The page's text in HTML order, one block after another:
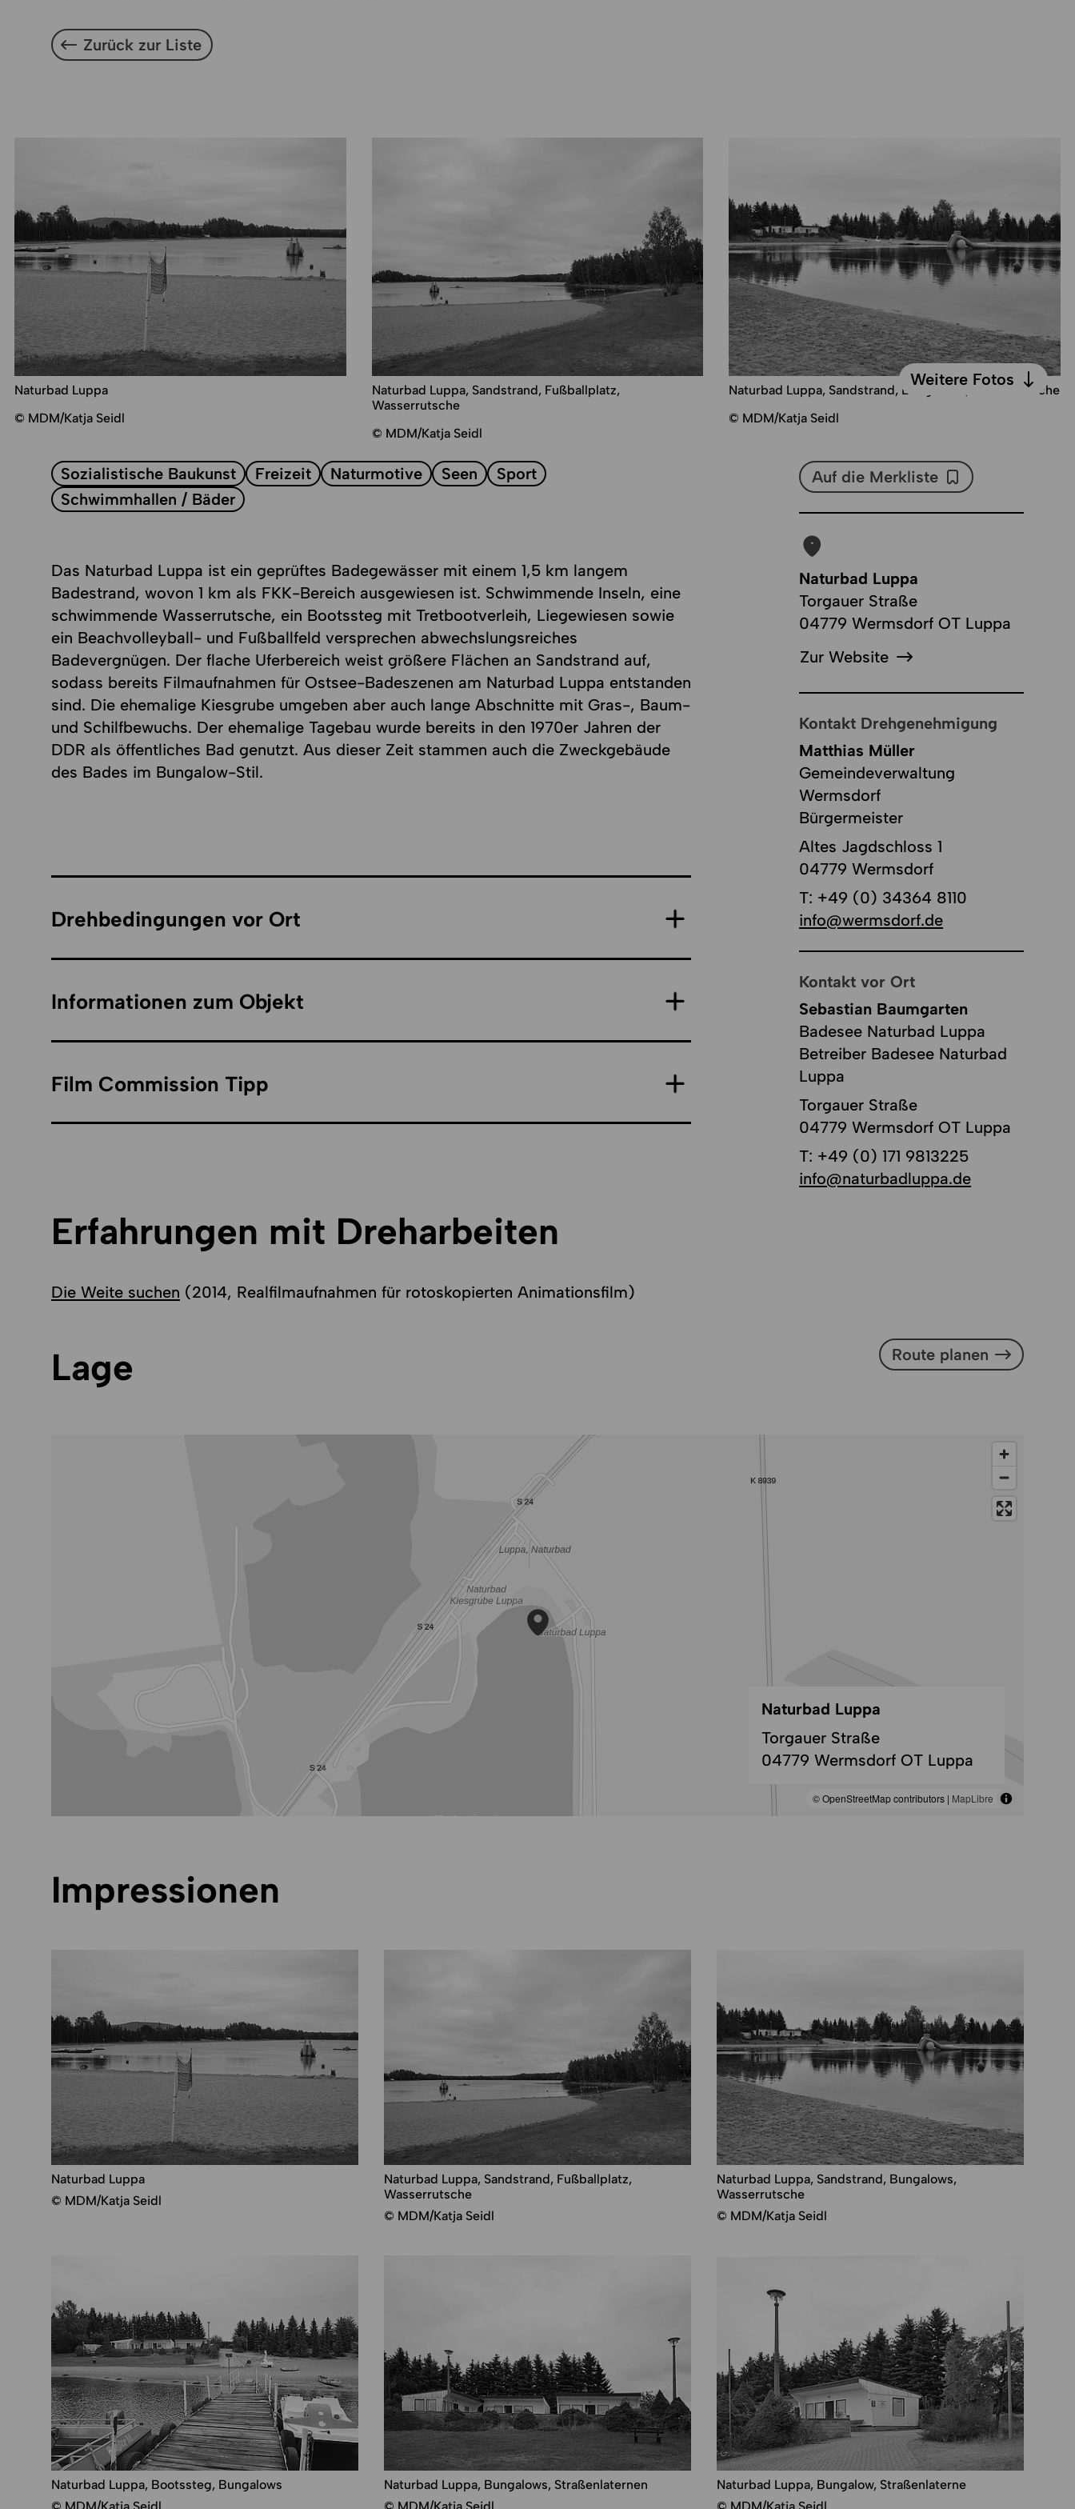
Zurück zur Liste
Naturbad Luppa
© MDM/Katja Seidl
Naturbad Luppa, Sandstrand, Fußballplatz,
Wasserrutsche
© MDM/Katja Seidl
Naturbad Luppa, Sandstrand, Bungalows, Wasserrutsche
© MDM/Katja Seidl
Weitere Fotos
Sozialistische Baukunst Freizeit Naturmotive Seen
Sport
Schwimmhallen / Bäder
Das Naturbad Luppa ist ein geprüftes Badegewässer mit einem 1,5 km langem
Badestrand, wovon 1 km als FKK-Bereich ausgewiesen ist. Schwimmende Inseln, eine
schwimmende Wasserrutsche, ein Bootssteg mit Tretbootverleih, Liegewiesen sowie
ein Beachvolleyball- und Fußballfeld versprechen abwechslungsreiches
Badevergnügen. Der flache Uferbereich weist größere Flächen an Sandstrand auf,
sodass bereits Filmaufnahmen für Ostsee-Badeszenen am Naturbad Luppa entstanden
sind. Die ehemalige Kiesgrube umgeben aber auch lange Abschnitte mit Gras-, Baum-
und Schilfbewuchs. Der ehemalige Tagebau wurde bereits in den 1970er Jahren der
DDR als öffentliches Bad genutzt. Aus dieser Zeit stammen auch die Zweckgebäude
des Bades im Bungalow-Stil.
Drehbedingungen vor Ort
Informationen zum Objekt
Film Commission Tipp
Erfahrungen mit Dreharbeiten
Die Weite suchen (2014, Realfilmaufnahmen für rotoskopierten Animationsfilm)
Lage
Route planen
© OpenStreetMap contributors | MapLibre
Naturbad Luppa
Torgauer Straße
04779 Wermsdorf OT Luppa
Impressionen
Naturbad Luppa
© MDM/Katja Seidl
Naturbad Luppa, Sandstrand, Fußballplatz,
Wasserrutsche
© MDM/Katja Seidl
Naturbad Luppa, Sandstrand, Bungalows,
Wasserrutsche
© MDM/Katja Seidl
Naturbad Luppa, Bootssteg, Bungalows
Naturbad Luppa, Bungalows, Straßenlaternen
Naturbad Luppa, Bungalow, Straßenlaterne
Auf die Merkliste
Naturbad Luppa
Torgauer Straße
04779 Wermsdorf OT Luppa
Zur Website
Kontakt Drehgenehmigung
Matthias Müller
Gemeindeverwaltung
Wermsdorf
Bürgermeister
Altes Jagdschloss 1
04779 Wermsdorf
T: +49 (0) 34364 8110
info@wermsdorf.de
Kontakt vor Ort
Sebastian Baumgarten
Badesee Naturbad Luppa
Betreiber Badesee Naturbad
Luppa
Torgauer Straße
04779 Wermsdorf OT Luppa
T: +49 (0) 171 9813225
info@naturbadluppa.de